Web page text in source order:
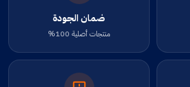
ضمان الجودة
منتجات أصلية 100%